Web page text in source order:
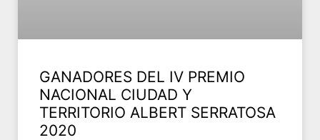
GANADORES DEL IV PREMIO
NACIONAL CIUDAD Y
TERRITORIO ALBERT SERRATOSA
2020